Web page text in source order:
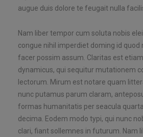
augue duis dolore te feugait nulla
Nam liber tempor cum soluta nobis
congue nihil imperdiet doming id
facer possim assum. Claritas est
dynamicus, qui sequitur mutationem
lectorum. Mirum est notare quam
nunc putamus parum claram,
formas humanitatis per seacula
decima. Eodem modo typi, qui nunc
clari, fiant sollemnes in futurum. Nam